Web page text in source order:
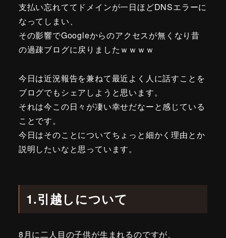
支払い忘れててドメインが一日ほどDNSエラーに
なってしまい、
その影響でGoogleからのアクセスが無くなり昔
の過疎ブログに戻りましたｗｗｗｗ
今日は近況報告を兼ねて最近よく人に話すことを
ブログでもシェアしようと思います。
それは今この日々が凄い幸せだなーと感じている
ことです。
今日はそのことについてちょっと細かく理由とか
説明したいなと思っています。
1.引越しについて
8月に二人目の子供が生まれるのですが、